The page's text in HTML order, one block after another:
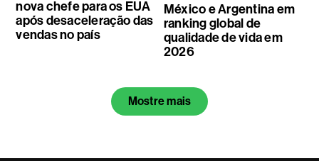
nova chefe para os EUA
após desaceleração das
vendas no país
México e Argentina em
ranking global de
qualidade de vida em
2026
Mostre mais